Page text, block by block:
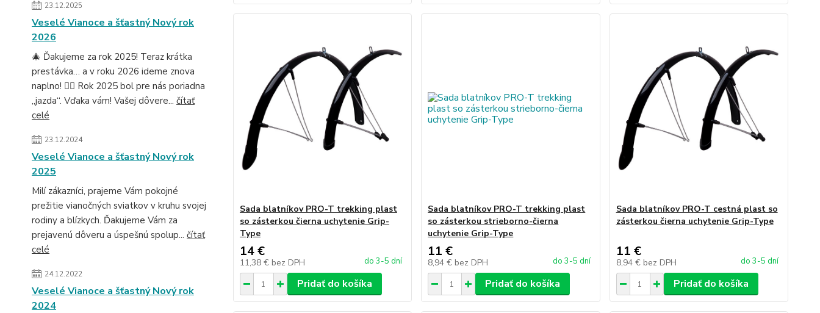
23.12.2025
Veselé Vianoce a šťastný Nový rok
2026
🎄 Ďakujeme za rok 2025! Teraz krátka
prestávka… a v roku 2026 ideme znova
naplno! 🚴‍♂️ Rok 2025 bol pre nás poriadna
„jazda“. Vďaka vám! Vašej dôvere... čítať
celé
23.12.2024
Veselé Vianoce a šťastný Nový rok
2025
Milí zákazníci, prajeme Vám pokojné
prežitie vianočných sviatkov v kruhu svojej
rodiny a blízkych. Ďakujeme Vám za
prejavenú dôveru a úspešnú spolup... čítať
celé
24.12.2022
Veselé Vianoce a šťastný Nový rok
2024
Sada blatníkov PRO-T trekking plast
so zásterkou čierna uchytenie Grip-
Type
14 €
11,38 € bez DPH do 3-5 dní
Pridať do košíka
Sada blatníkov PRO-T trekking plast
so zásterkou strieborno-čierna
uchytenie Grip-Type
11 €
8,94 € bez DPH do 3-5 dní
Pridať do košíka
Sada blatníkov PRO-T cestná plast so
zásterkou čierna uchytenie Grip-Type
11 €
8,94 € bez DPH do 3-5 dní
Pridať do košíka